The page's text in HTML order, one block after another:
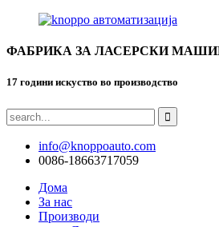
ФАБРИКА ЗА ЛАСЕРСКИ
17 години искуство во производство
info@knoppoauto.com
0086-18663717059
Дома
За нас
Производи